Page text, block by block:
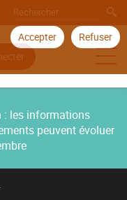
Accepter Refuser
: les informations
peuvent évoluer